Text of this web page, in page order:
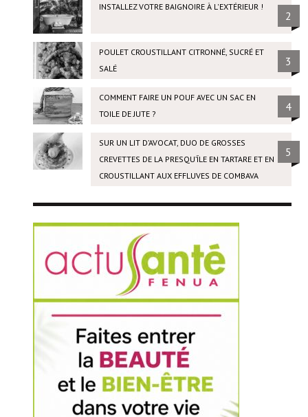
INSTALLEZ VOTRE BAIGNOIRE À L'EXTÉRIEUR !
2
POULET CROUSTILLANT CITRONNÉ, SUCRÉ ET
SALÉ
3
COMMENT FAIRE UN POUF AVEC UN SAC EN
TOILE DE JUTE ?
4
SUR UN LIT D’AVOCAT, DUO DE GROSSES
CREVETTES DE LA PRESQU’ÎLE EN TARTARE ET EN
CROUSTILLANT AUX EFFLUVES DE COMBAVA
5